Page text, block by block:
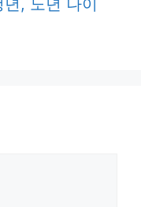
, 노년 나이